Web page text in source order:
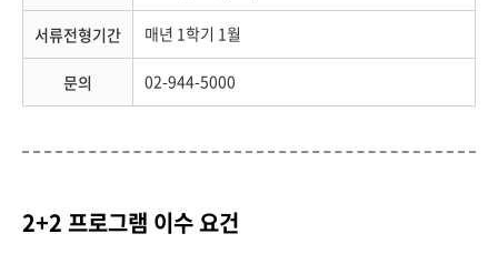
서류전형기간 매년 1학기 1월
문의 02-944-5000
2+2 프로그램 이수 요건